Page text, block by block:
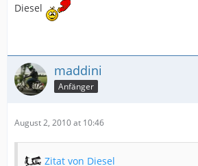
Diesel
maddini
Anfänger
August 2, 2010 at 10:46
Zitat von Diesel